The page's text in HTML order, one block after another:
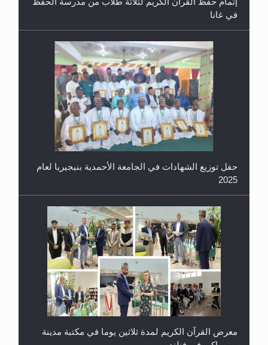
حفل توزيع الشهادات في الجامعة الأحمدية بنيجيريا لعام
معرض القرآن الكريم لمدة ثلاثين يوما في مكتبة مدينة
ريهيماكي في فنلند